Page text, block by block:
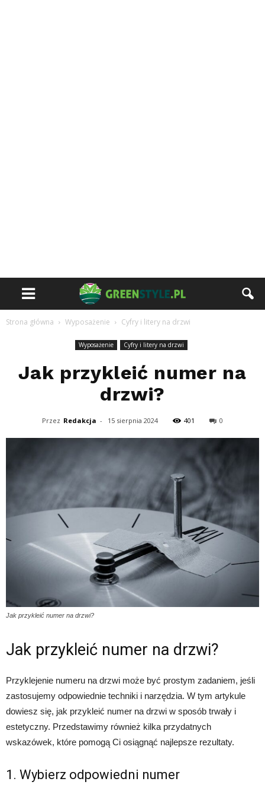
Strona główna Wyposażenie Cyfry i litery na drzwi
Wyposażenie Cyfry i litery na drzwi
Jak przykleić numer na
drzwi?
Przez Redakcja - 15 sierpnia 2024 401 0
Jak przykleić numer na drzwi?
Jak przykleić numer na drzwi?
Przyklejenie numeru na drzwi może być prostym zadaniem, jeśli
zastosujemy odpowiednie techniki i narzędzia. W tym artykule
dowiesz się, jak przykleić numer na drzwi w sposób trwały i
estetyczny. Przedstawimy również kilka przydatnych
wskazówek, które pomogą Ci osiągnąć najlepsze rezultaty.
1. Wybierz odpowiedni numer